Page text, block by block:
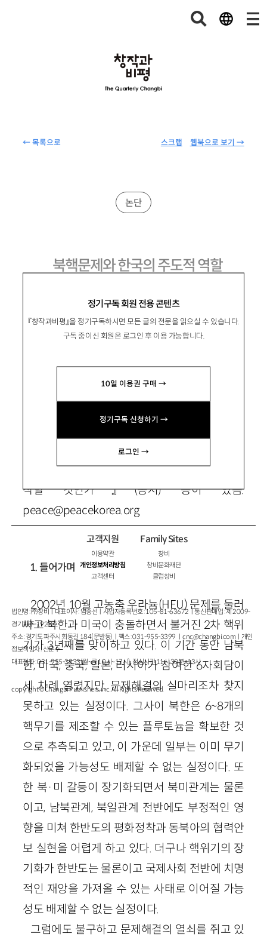
← 목록으로 웹북으로 보기 →
스크랩
정기구독 회원 전용 콘텐츠
『창작과비평』을 정기구독하시면 모든 글의 전문을 읽으실 수 있습니다.
구독 중이신 회원은 로그인 후 이용 가능합니다.
10일 이용권 구매 →
정기구독 신청하기 →
로그인 →
논단
북핵문제와 한국의 주도적 역할
정욱식鄭旭湜
인터넷신문 오마이뉴스 평화·통일 문제 담당기
자, 파병반대 국민행동 정책위원. 저서로 『2003
(공저) 『한반도의 선택: 부시의 MD구상, 무엇을
노리나』(공저) 『전쟁과 평화, 21세기를 어떻게 시
작할 것인가』(공저) 등이 있음.
peace@peacekorea.org
1. 들어가며
2002년 10월 고농축 우라늄(HEU) 문제를 둘러
싸고 북한과 미국이 충돌하면서 불거진 2차 핵위
기가 3년째를 맞이하고 있다. 이 기간 동안 남북
한, 미국, 중국, 일본, 러시아가 참여한 6자회담이
세 차례 열렸지만, 문제해결의 실마리조차 찾지
못하고 있는 실정이다. 그사이 북한은 6~8개의
핵무기를 제조할 수 있는 플루토늄을 확보한 것
으로 추측되고 있고, 이 가운데 일부는 이미 무기
화되었을 가능성도 배제할 수 없는 실정이다. 또
한 북·미 갈등이 장기화되면서 북미관계는 물론
이고, 남북관계, 북일관계 전반에도 부정적인 영
향을 미쳐 한반도의 평화정착과 동북아의 협력안
보 실현을 어렵게 하고 있다. 더구나 핵위기의 장
기화가 한반도는 물론이고 국제사회 전반에 치명
적인 재앙을 가져올 수 있는 사태로 이어질 가능
성도 배제할 수 없는 실정이다.
그럼에도 불구하고 문제해결의 열쇠를 쥐고 있
고객지원
이용약관
개인정보처리방침
고객센터
Family Sites
창비
창비문화재단
클럽창비
법인명 : ㈜창비ㅣ대표이사 : 염종선ㅣ사업자등록번호 : 105-81-63672ㅣ통신판매업 : 제 2009-
경기파주-1928호
주소 : 경기도 파주시 회동길 184(문발동)ㅣ팩스 : 031-955-3399 ㅣcnc@changbi.com ㅣ개인
정보책임자 : 신문수
대표전화 : 031-955-3333(월~금 10시~17시), 점심시간 11시 30분~13시
copyright © Changbi Publishers, inc. All Rights Reserved.